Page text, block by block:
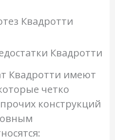
Квадротти
Квадротти имеют
четко
конструкций